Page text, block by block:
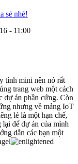
sẻ nhé!
- 11:00
tính mini nên nó rất
trang web một cách
dự án phần cứng. Còn
nhưng về mảng IoT
lẻ là một hạn chế,
lại để dự án của mình
dẫn các bạn một